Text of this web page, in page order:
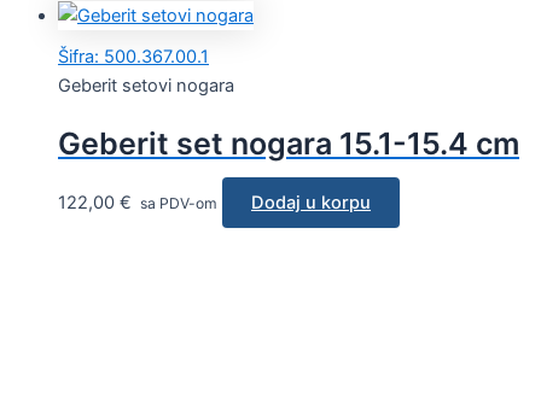
Šifra: 500.367.00.1
Geberit setovi nogara
Geberit set nogara 15.1-15.4 cm
122,00 € sa PDV-om Dodaj u korpu